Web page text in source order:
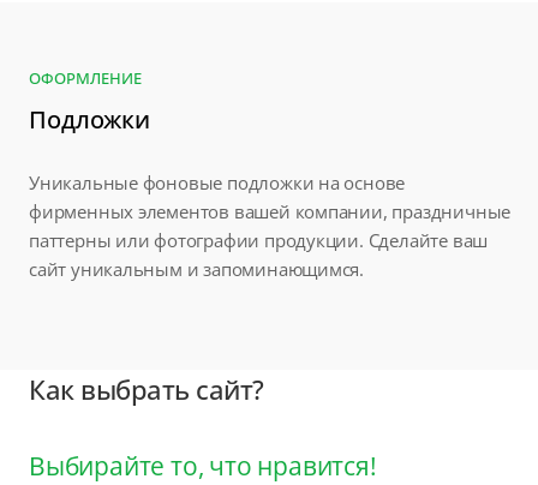
ОФОРМЛЕНИЕ
Подложки
Уникальные фоновые подложки на основе
фирменных элементов вашей компании, праздничные
паттерны или фотографии продукции. Сделайте ваш
сайт уникальным и запоминающимся.
Как выбрать сайт?
Выбирайте то, что нравится!